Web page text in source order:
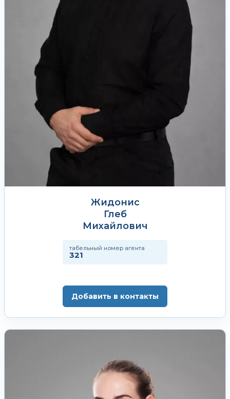
Жидонис
Глеб
Михайлович
табельный номер агента
321
Добавить в контакты